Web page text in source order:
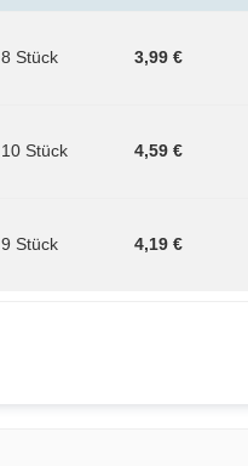
8 Stück 3,99 €
10 Stück 4,59 €
9 Stück 4,19 €